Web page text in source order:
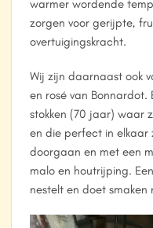
warmer wordende
zorgen voor gerijpte,
overtuigingskracht.
Wij zijn daarnaast ook
en rosé van Bonnardot.
stokken (70 jaar) waar
en die perfect in elkaar
doorgaan en met een
malo en houtrijping.
nestelt en doet smaken